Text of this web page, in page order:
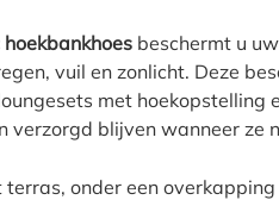
beschermt u uw
vuil en zonlicht. Deze
met hoekopstelling
verzorgd blijven wanneer ze
terras, onder een